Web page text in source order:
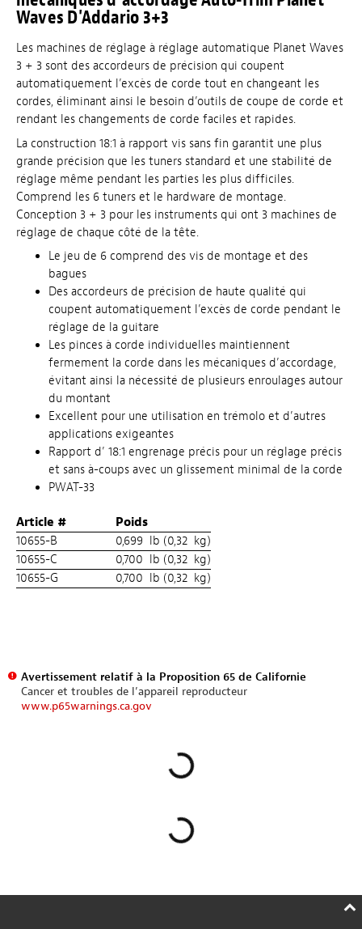
Waves D'Addario 3+3
Les machines de réglage à réglage automatique Planet Waves
3 + 3 sont des accordeurs de précision qui coupent
automatiquement l’excès de corde tout en changeant les
cordes, éliminant ainsi le besoin d’outils de coupe de corde et
rendant les changements de corde faciles et rapides.
La construction 18:1 à rapport vis sans fin garantit une plus
grande précision que les tuners standard et une stabilité de
réglage même pendant les parties les plus difficiles.
Comprend les 6 tuners et le hardware de montage.
Conception 3 + 3 pour les instruments qui ont 3 machines de
réglage de chaque côté de la tête.
Le jeu de 6 comprend des vis de montage et des
bagues
Des accordeurs de précision de haute qualité qui
coupent automatiquement l’excès de corde pendant le
réglage de la guitare
Les pinces à corde individuelles maintiennent
fermement la corde dans les mécaniques d’accordage,
évitant ainsi la nécessité de plusieurs enroulages autour
du montant
Excellent pour une utilisation en trémolo et d’autres
applications exigeantes
Rapport d’ 18:1 engrenage précis pour un réglage précis
et sans à-coups avec un glissement minimal de la corde
PWAT-33
Article #
Poids
10655-B
0,699 lb (0,32 kg)
10655-C
0,700 lb (0,32 kg)
10655-G
0,700 lb (0,32 kg)
Avertissement relatif à la Proposition 65 de Californie
Cancer et troubles de l’appareil reproducteur
www.p65warnings.ca.gov